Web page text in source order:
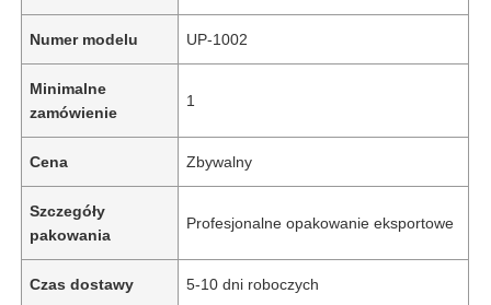
Numer modelu UP-1002
Minimalne
zamówienie
1
Cena Zbywalny
Szczegóły
pakowania
Profesjonalne opakowanie eksportowe
Czas dostawy 5-10 dni roboczych